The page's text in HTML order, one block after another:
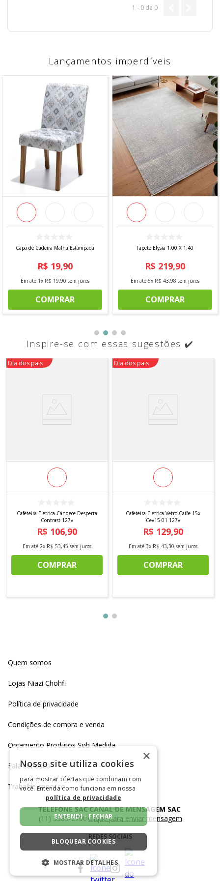
1 - 0 de 0
Lançamentos imperdíveis
Capa de Cadeira Malha Estampada
R$ 19,90
Em até 1x R$ 19,90 sem juros
COMPRAR
Tapete Elysia 1,00 X 1,40
R$ 219,90
Em até 5x R$ 43,98 sem juros
COMPRAR
Inspire-se com essas sugestões ✔️
Dia dos pais
Cafeteira Eletrica Candece Desperta
Contrast 127v
R$ 106,90
Em até 2x R$ 53,45 sem juros
COMPRAR
Dia dos pais
Cafeteira Eletrica Vetro Caffe 15x
Cev15-01 127v
R$ 129,90
Em até 3x R$ 43,30 sem juros
COMPRAR
Quem somos
Lojas Niazi Chohfi
Política de privacidade
Condições de compra e venda
Orçamento Produtos Sob Medida
Fale conosco
Trabalhe conosco
TELEFONE SAC
(11) 3385-2700
CANAL DE MENSAGEM SAC
Clique para enviar mensagem
REDES SOCIAIS
×
Nosso site utiliza cookies
para mostrar ofertas que combinam com
você. Entenda como funciona em nossa
política de privacidade
ENTENDI - FECHAR
BLOQUEAR COOKIES
MOSTRAR DETALHES